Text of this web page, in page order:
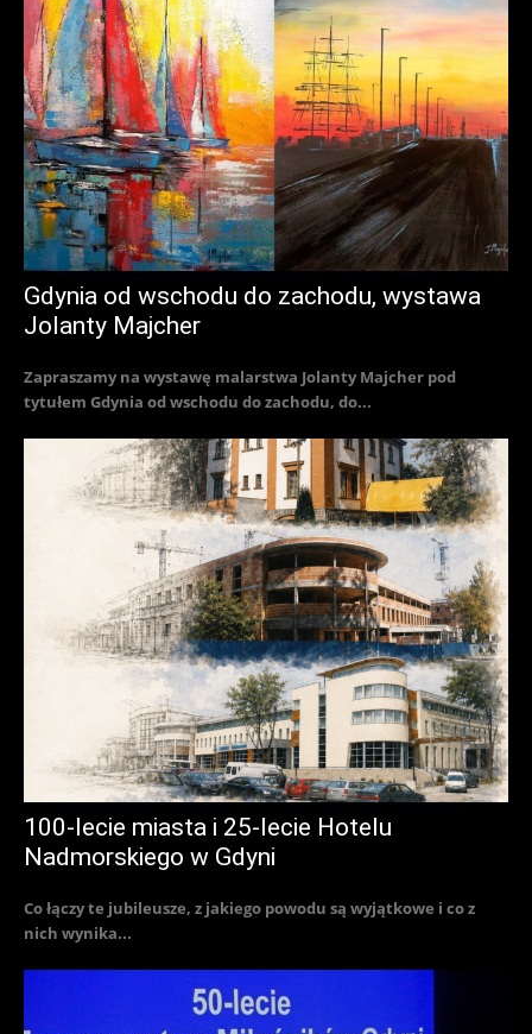
Gdynia od wschodu do zachodu, wystawa
Jolanty Majcher
Zapraszamy na wystawę malarstwa Jolanty Majcher pod
tytułem Gdynia od wschodu do zachodu, do...
100-lecie miasta i 25-lecie Hotelu
Nadmorskiego w Gdyni
Co łączy te jubileusze, z jakiego powodu są wyjątkowe i co z
nich wynika...